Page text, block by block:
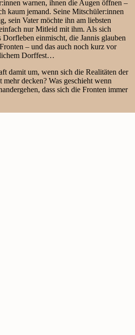
warnen, ihnen die Augen öffnen –
kaum jemand. Seine Mitschüler:innen
sein Vater möchte ihn am liebsten
nur Mitleid mit ihm. Als sich
Dorfleben einmischt, die Jannis glauben
– und das auch noch kurz vor
Dorffest…
damit um, wenn sich die Realitäten der
decken? Was geschieht wenn
dass sich die Fronten immer